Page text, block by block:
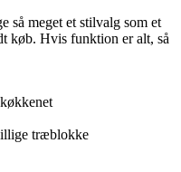
så meget et stilvalg som et
køb. Hvis funktion er alt, så
træblokke